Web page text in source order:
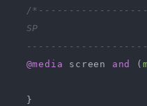
/
  SP
@media screen and (
  }